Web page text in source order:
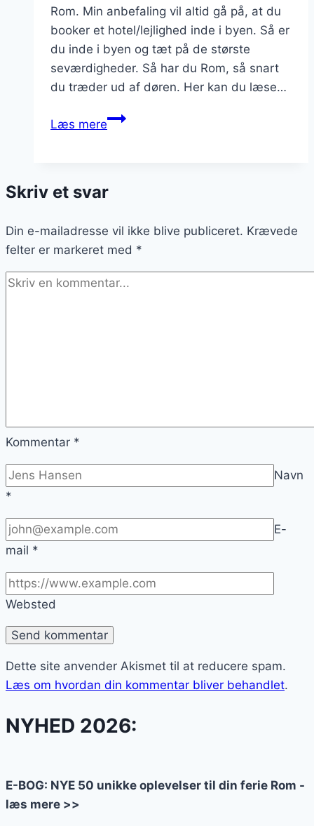
Rom. Min anbefaling vil altid gå på, at du
booker et hotel/lejlighed inde i byen. Så er
du inde i byen og tæt på de største
seværdigheder. Så har du Rom, så snart
du træder ud af døren. Her kan du læse…
Læs mereHotel
Skriv et svar
Din e-mailadresse vil ikke blive publiceret. Krævede
felter er markeret med *
Kommentar *
Navn
*
E-
mail *
Websted
Dette site anvender Akismet til at reducere spam.
Læs om hvordan din kommentar bliver behandlet.
NYHED 2026:
E-BOG: NYE 50 unikke oplevelser til din ferie Rom -
læs mere >>